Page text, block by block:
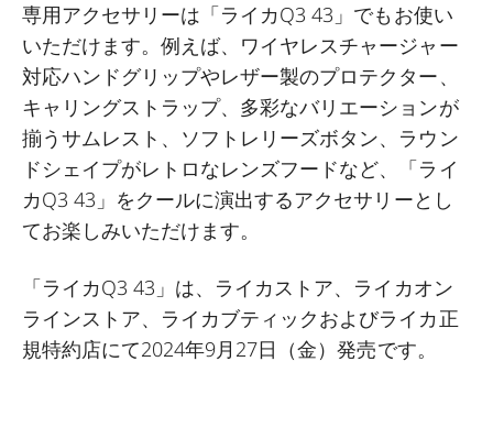
専用アクセサリーは「ライカQ3 43」でもお使い
いただけます。例えば、ワイヤレスチャージャー
対応ハンドグリップやレザー製のプロテクター、
キャリングストラップ、多彩なバリエーションが
揃うサムレスト、ソフトレリーズボタン、ラウン
ドシェイプがレトロなレンズフードなど、「ライ
カQ3 43」をクールに演出するアクセサリーとし
てお楽しみいただけます。
「ライカQ3 43」は、ライカストア、ライカオン
ラインストア、ライカブティックおよびライカ正
規特約店にて2024年9月27日（金）発売です。